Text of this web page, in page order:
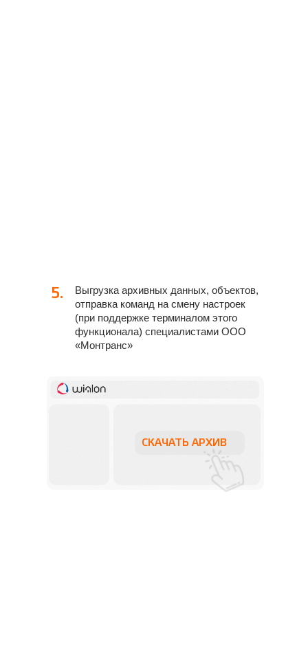
5.
Выгрузка архивных данных, объектов,
отправка команд на смену настроек
(при поддержке терминалом этого
функционала) специалистами ООО
«Монтранс»
СКАЧАТЬ АРХИВ